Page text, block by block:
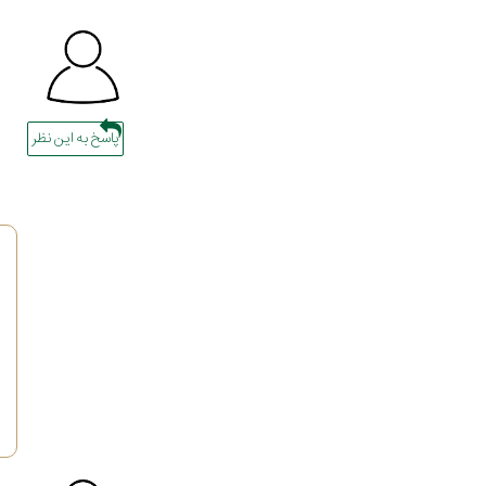
پاسخ به این نظر